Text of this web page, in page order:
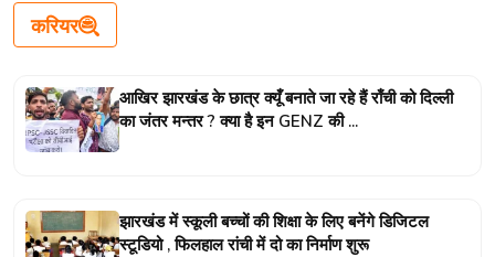
करियर
आखिर झारखंड के छात्र क्यूँ बनाते जा रहे हैं राँची को दिल्ली
का जंतर मन्तर ? क्या है इन GENZ की ...
झारखंड में स्कूली बच्चों की शिक्षा के लिए बनेंगे डिजिटल
स्टूडियो , फिलहाल रांची में दो का निर्माण शुरू